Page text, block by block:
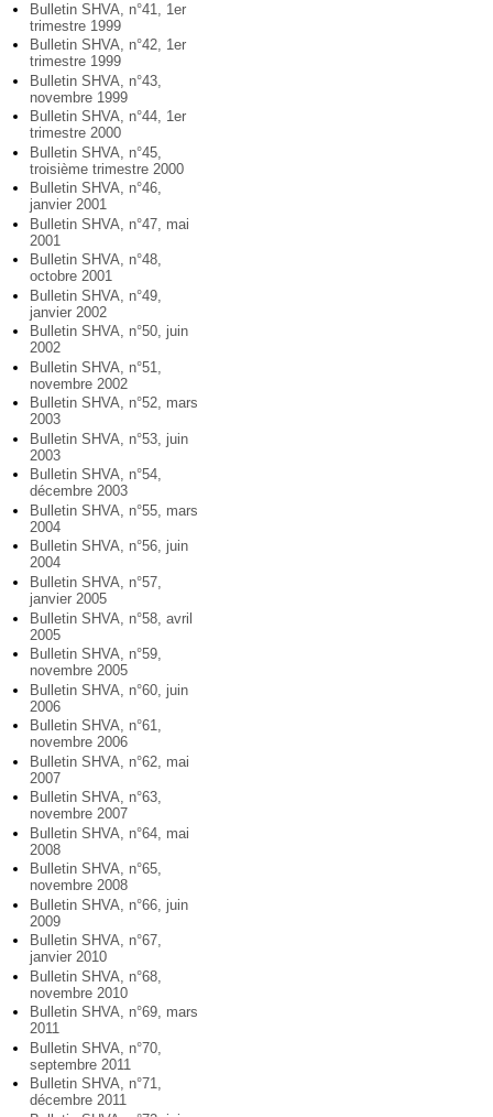
Bulletin SHVA, n°41, 1er
trimestre 1999
Bulletin SHVA, n°42, 1er
trimestre 1999
Bulletin SHVA, n°43,
novembre 1999
Bulletin SHVA, n°44, 1er
trimestre 2000
Bulletin SHVA, n°45,
troisième trimestre 2000
Bulletin SHVA, n°46,
janvier 2001
Bulletin SHVA, n°47, mai
2001
Bulletin SHVA, n°48,
octobre 2001
Bulletin SHVA, n°49,
janvier 2002
Bulletin SHVA, n°50, juin
2002
Bulletin SHVA, n°51,
novembre 2002
Bulletin SHVA, n°52, mars
2003
Bulletin SHVA, n°53, juin
2003
Bulletin SHVA, n°54,
décembre 2003
Bulletin SHVA, n°55, mars
2004
Bulletin SHVA, n°56, juin
2004
Bulletin SHVA, n°57,
janvier 2005
Bulletin SHVA, n°58, avril
2005
Bulletin SHVA, n°59,
novembre 2005
Bulletin SHVA, n°60, juin
2006
Bulletin SHVA, n°61,
novembre 2006
Bulletin SHVA, n°62, mai
2007
Bulletin SHVA, n°63,
novembre 2007
Bulletin SHVA, n°64, mai
2008
Bulletin SHVA, n°65,
novembre 2008
Bulletin SHVA, n°66, juin
2009
Bulletin SHVA, n°67,
janvier 2010
Bulletin SHVA, n°68,
novembre 2010
Bulletin SHVA, n°69, mars
2011
Bulletin SHVA, n°70,
septembre 2011
Bulletin SHVA, n°71,
décembre 2011